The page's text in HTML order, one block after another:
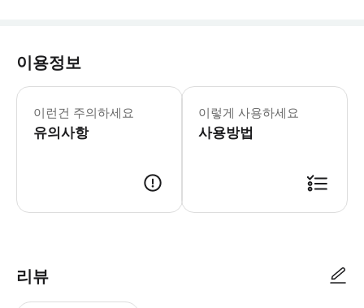
이용정보
이런건 주의하세요
유의사항
▶ 꼭 알아두세요 * 일부 설치물은 뇌
이렇게 사용하세요
사용방법
리뷰